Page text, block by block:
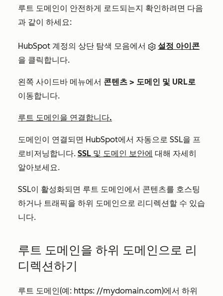
루트 도메인이 안전하게 로드되는지 확인하려면 다음
과 같이 하세요:
HubSpot 계정의 상단 탐색 모음에서
설정 아이콘
을 클릭합니다.
왼쪽 사이드바 메뉴에서 콘텐츠 > 도메인 및 URL로
이동합니다.
루트 도메인을 연결합니다.
도메인이 연결되면 HubSpot에서 자동으로 SSL을 프
로비저닝합니다. SSL 및 도메인 보안에 대해 자세히
알아보세요.
SSL이 활성화되면 루트 도메인에서 콘텐츠를 호스팅
하거나 트래픽을 하위 도메인으로 리디렉션할 수 있습
니다.
루트 도메인을 하위 도메인으로 리
디렉션하기
루트 도메인(예: https: //mydomain.com)에서 하위